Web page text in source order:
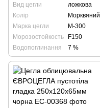
Вид цегли
ложкова
Колір
Морквяний
Марка цегли
М-300
Морозостойкость
F150
Водопоглинання
7 %